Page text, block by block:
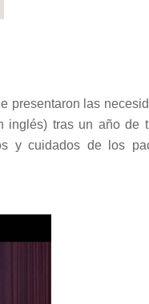
presentaron las
inglés) tras un año de
y cuidados de los